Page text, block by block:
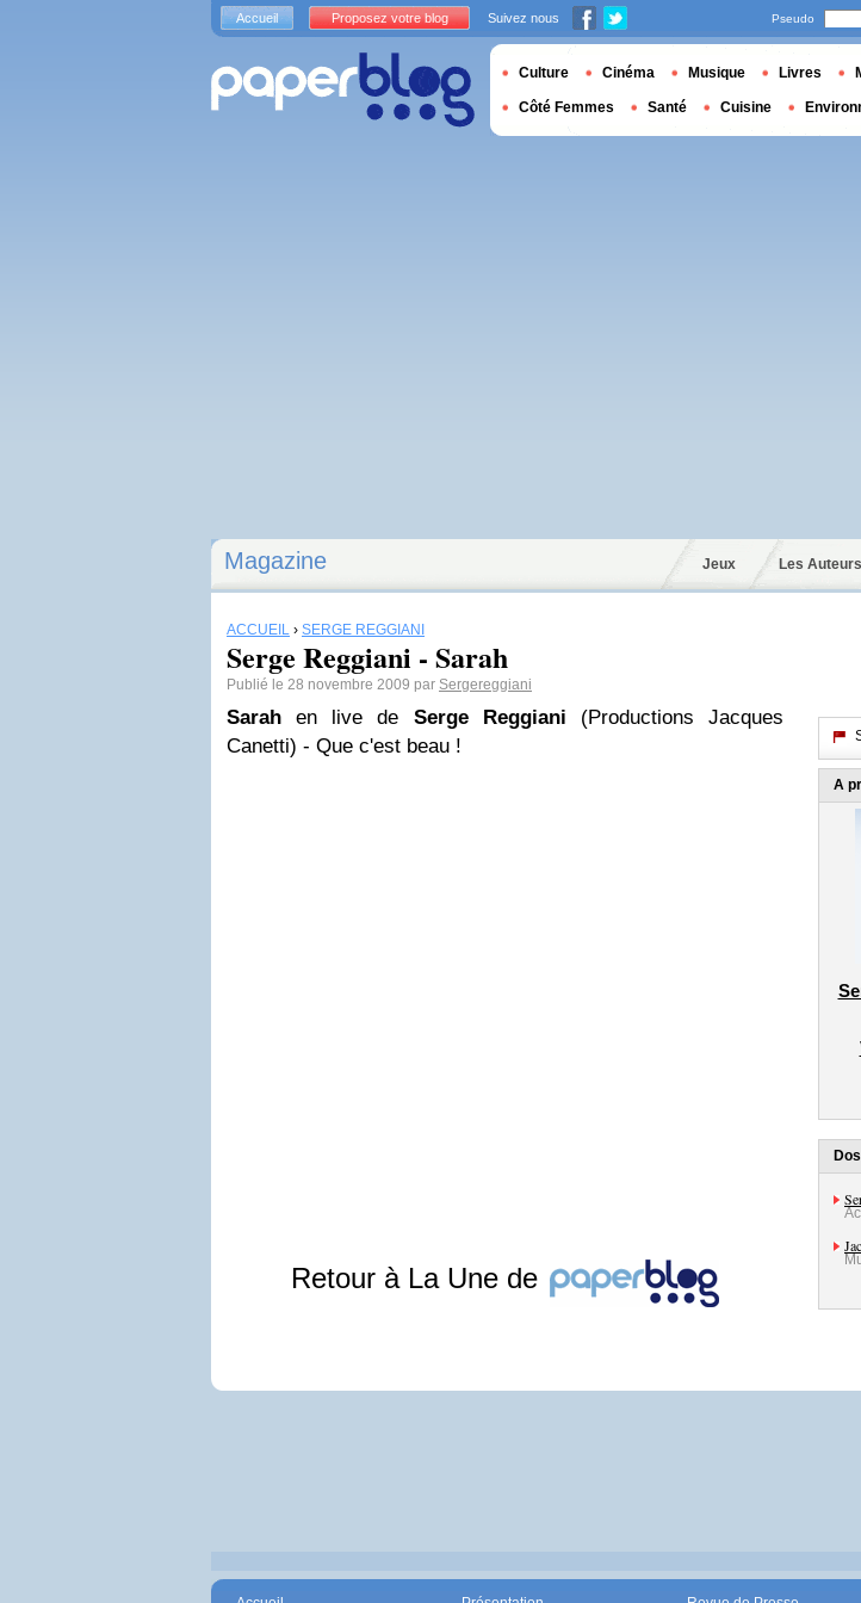
Magazine Jeux Les Auteurs
ACCUEIL › SERGE REGGIANI
Serge Reggiani - Sarah
Publié le 28 novembre 2009 par Sergereggiani
Sarahen live de Serge Reggiani (Productions Jacques
Canetti) - Que c'est beau !
Retour à La Une de
A
Accueil Proposez votre blog Suivez nous Pseudo
Culture Cinéma Musique Livres
Côté Femmes Santé Cuisine